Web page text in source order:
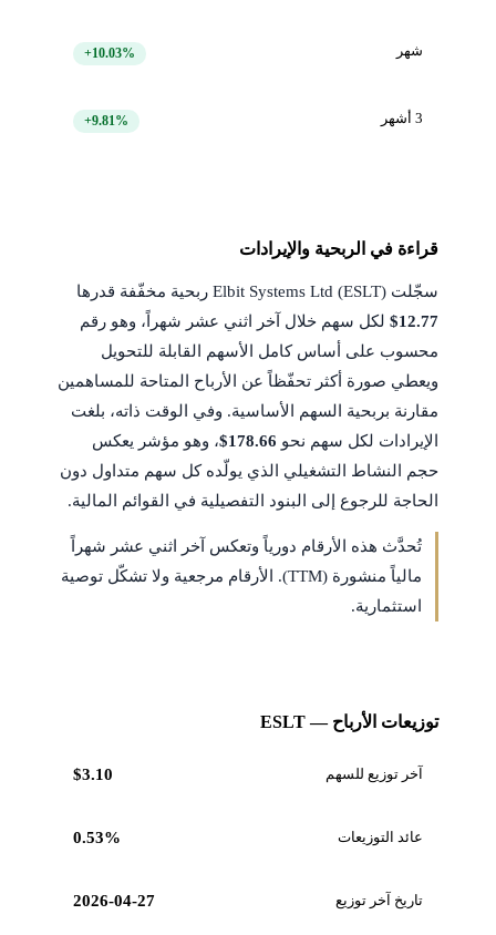
شهر +10.03%
3 أشهر +9.81%
قراءة في الربحية والإيرادات
سجّلت Elbit Systems Ltd (ESLT) ربحية مخفّفة قدرها
$12.77لكل سهم خلال آخر اثني عشر شهراً، وهو رقم
محسوب على أساس كامل الأسهم القابلة للتحويل
ويعطي صورة أكثر تحفّظاً عن الأرباح المتاحة للمساهمين
مقارنة بربحية السهم الأساسية. وفي الوقت ذاته، بلغت
الإيرادات لكل سهم نحو $178.66، وهو مؤشر يعكس
حجم النشاط التشغيلي الذي يولّده كل سهم متداول دون
الحاجة للرجوع إلى البنود التفصيلية في القوائم المالية.
تُحدَّث هذه الأرقام دورياً وتعكس آخر اثني عشر شهراً
مالياً منشورة (TTM). الأرقام مرجعية ولا تشكّل توصية
استثمارية.
توزيعات الأرباح — ESLT
آخر توزيع للسهم $3.10
عائد التوزيعات 0.53%
تاريخ آخر توزيع 2026-04-27